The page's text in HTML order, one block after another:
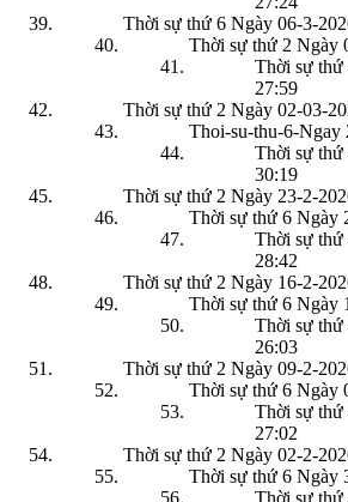
Thời sự thứ 6 Ngày 06-3-
Thời sự thứ 2 Ngày
Thời sự thứ
27:59
Thời sự thứ 2 Ngày 02-03-
Thoi-su-thu-6-Ngay
Thời sự thứ
30:19
Thời sự thứ 2 Ngày 23-2-
Thời sự thứ 6 Ngày
Thời sự thứ
28:42
Thời sự thứ 2 Ngày 16-2-
Thời sự thứ 6 Ngày
Thời sự thứ
26:03
Thời sự thứ 2 Ngày 09-2-
Thời sự thứ 6 Ngày
Thời sự thứ
27:02
Thời sự thứ 2 Ngày 02-2-
Thời sự thứ 6 Ngày
Thời sự thứ